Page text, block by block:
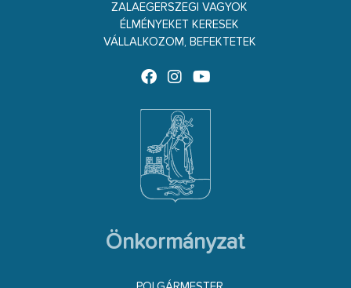
ZALAEGERSZEGI VAGYOK
ÉLMÉNYEKET KERESEK
VÁLLALKOZOM, BEFEKTETEK
Önkormányzat